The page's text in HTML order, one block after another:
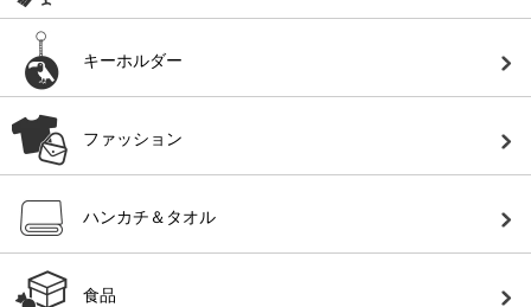
キーホルダー
ファッション
ハンカチ＆タオル
食品